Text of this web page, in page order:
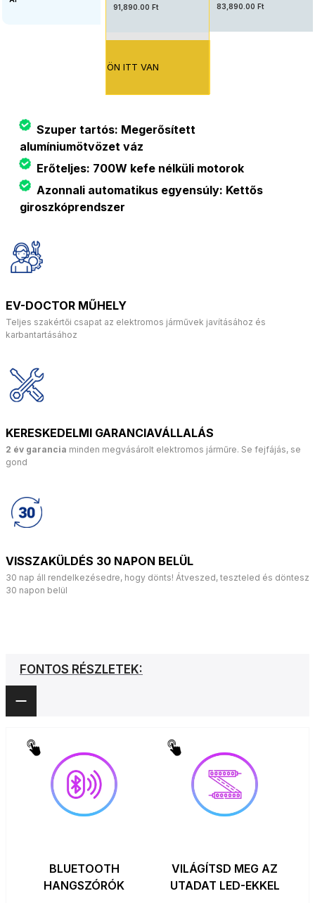
91,890.00 Ft
ÖN ITT VAN
83,890.00 Ft
Szuper tartós: Megerősített
alumíniumötvözet váz
Erőteljes: 700W kefe nélküli motorok
Azonnali automatikus egyensúly: Kettős
giroszkóprendszer
EV-DOCTOR MŰHELY
Teljes szakértői csapat az elektromos járművek javításához és
karbantartásához
KERESKEDELMI GARANCIAVÁLLALÁS
2 év garancia minden megvásárolt elektromos járműre. Se fejfájás, se
gond
VISSZAKÜLDÉS 30 NAPON BELÜL
30 nap áll rendelkezésedre, hogy dönts! Átveszed, teszteled és döntesz
30 napon belül
FONTOS RÉSZLETEK:
BLUETOOTH
HANGSZÓRÓK
VILÁGÍTSD MEG AZ
UTADAT LED-EKKEL